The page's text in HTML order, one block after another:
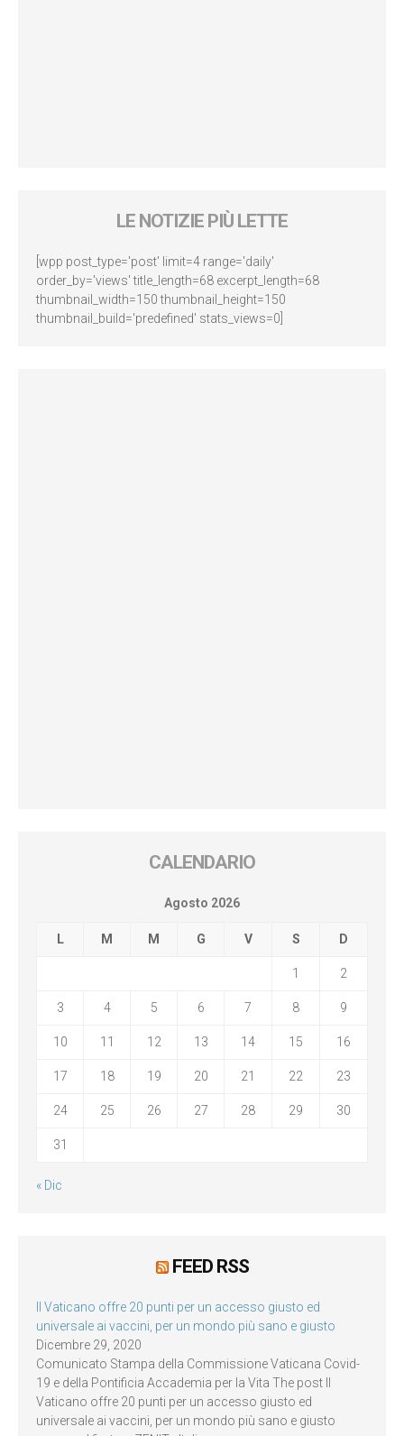
LE NOTIZIE PIÙ LETTE
[wpp post_type='post' limit=4 range='daily'
order_by='views' title_length=68 excerpt_length=68
thumbnail_width=150 thumbnail_height=150
thumbnail_build='predefined' stats_views=0]
CALENDARIO
Agosto 2026
L M M G V S D
1 2
3 4 5 6 7 8 9
10 11 12 13 14 15 16
17 18 19 20 21 22 23
24 25 26 27 28 29 30
31
« Dic
FEED RSS
Il Vaticano offre 20 punti per un accesso giusto ed
universale ai vaccini, per un mondo più sano e giusto
Dicembre 29, 2020
Comunicato Stampa della Commissione Vaticana Covid-
19 e della Pontificia Accademia per la Vita The post Il
Vaticano offre 20 punti per un accesso giusto ed
universale ai vaccini, per un mondo più sano e giusto